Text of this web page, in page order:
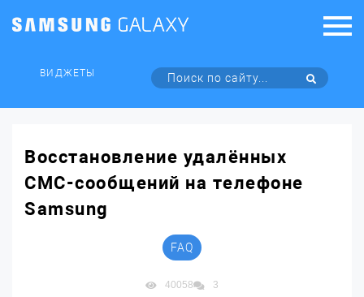
ВИДЖЕТЫ
Восстановление удалённых
СМС-сообщений на телефоне
Samsung
FAQ
40058 3